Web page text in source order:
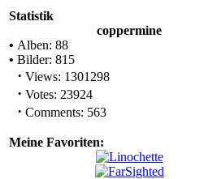
Statistik
coppermine
• Alben: 88
• Bilder: 815
· Views: 1301298
· Votes: 23924
· Comments: 563
Meine Favoriten: